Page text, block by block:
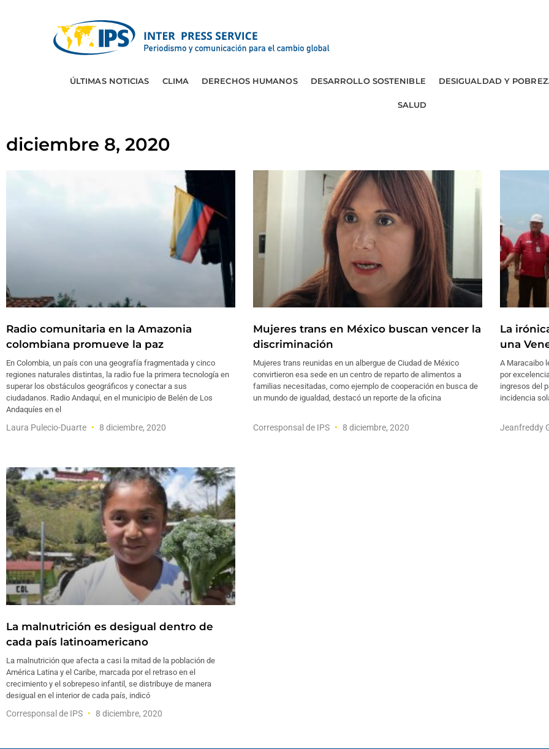
ÚLTIMAS NOTICIAS CLIMA DERECHOS HUMANOS DESARROLLO SOSTENIBLE DESIGUALDAD Y
SALUD
diciembre 8, 2020
Radio ​​comunitaria en la Amazonia
colombiana promueve la paz
En Colombia, un país con una geografía fragmentada y cinco
regiones naturales distintas, la radio fue la primera tecnología en
superar los obstáculos geográficos y conectar a sus
ciudadanos. Radio Andaquí, en el municipio de Belén de Los
Andaquíes en el
Laura Pulecio-Duarte 8 diciembre, 2020
Mujeres trans en México buscan vencer la
discriminación
Mujeres trans reunidas en un albergue de Ciudad de México
convirtieron esa sede en un centro de reparto de alimentos a
familias necesitadas, como ejemplo de cooperación en busca de
un mundo de igualdad, destacó un reporte de la oficina
Corresponsal de IPS 8 diciembre, 2020
La
una
A Maracaibo
por
ingresos del
incidencia
Jeanfreddy
La malnutrición es desigual dentro de
cada país latinoamericano
La malnutrición que afecta a casi la mitad de la población de
América Latina y el Caribe, marcada por el retraso en el
crecimiento y el sobrepeso infantil, se distribuye de manera
desigual en el interior de cada país, indicó
Corresponsal de IPS 8 diciembre, 2020